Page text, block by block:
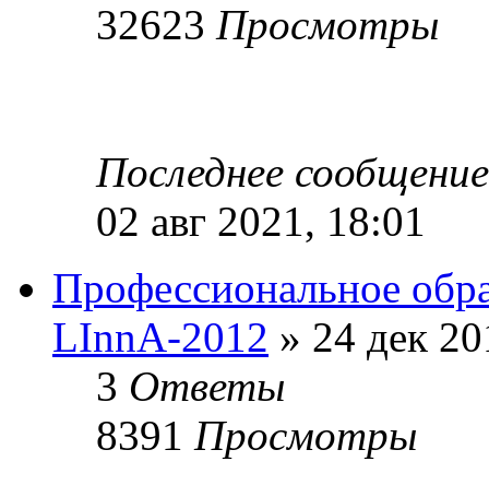
32623 Просмотры
Последнее
02 авг 2021, 18:01
Профессиональное
LInnA-2012 » 24 дек
3 Ответы
8391 Просмотры